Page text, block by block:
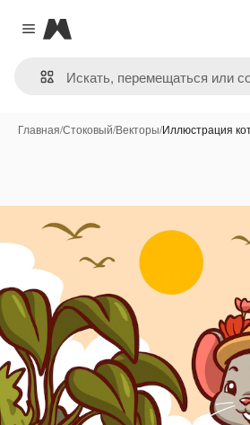
Close menu
Magnific
Главная/Стоковый/Векторы/Иллюстрация